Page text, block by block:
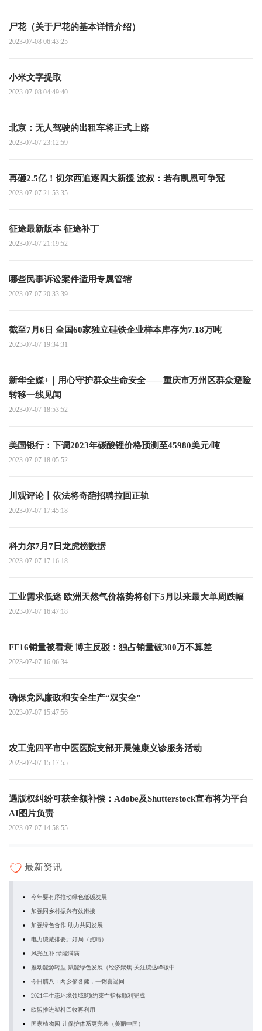
尸花（关于尸花的基本详情介绍）
2023-07-08 06:43:25
小米文字提取
2023-07-08 04:49:40
北京：无人驾驶的出租车将正式上路
2023-07-07 23:12:59
再砸2.5亿！切尔西追逐四大新援 波叔：若有凯恩可争冠
2023-07-07 21:53:35
征途最新版本 征途补丁
2023-07-07 21:19:52
哪些民事诉讼案件适用专属管辖
2023-07-07 20:33:39
截至7月6日 全国60家独立硅铁企业样本库存为7.18万吨
2023-07-07 19:34:31
新华全媒+｜用心守护群众生命安全——重庆市万州区群众避险
转移一线见闻
2023-07-07 18:53:52
美国银行：下调2023年碳酸锂价格预测至45980美元/吨
2023-07-07 18:05:52
川观评论丨依法将奇葩招聘拉回正轨
2023-07-07 17:45:18
科力尔7月7日龙虎榜数据
2023-07-07 17:16:18
工业需求低迷 欧洲天然气价格势将创下5月以来最大单周跌幅
2023-07-07 16:47:18
FF16销量被看衰 博主反驳：独占销量破300万不算差
2023-07-07 16:06:34
确保党风廉政和安全生产“双安全”
2023-07-07 15:47:56
农工党四平市中医医院支部开展健康义诊服务活动
2023-07-07 15:17:55
遇版权纠纷可获全额补偿：Adobe及Shutterstock宣布将为平台
AI图片负责
2023-07-07 14:58:55
最新资讯
今年要有序推动绿色低碳发展
加强同乡村振兴有效衔接
加强绿色合作 助力共同发展
电力碳减排要开好局（点睛）
风光互补 绿能满满
推动能源转型 赋能绿色发展（经济聚焦·关注碳达峰碳中
今日腊八：两乡侈各健，一粥喜遥同
2021年生态环境领域8项约束性指标顺利完成
欧盟推进塑料回收再利用
国家植物园 让保护体系更完整（美丽中国）